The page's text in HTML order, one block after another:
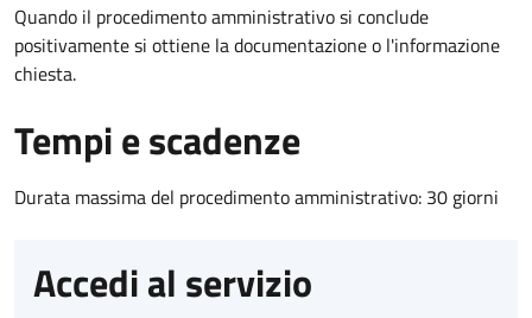
Quando il procedimento amministrativo si conclude
positivamente si ottiene la documentazione o l'informazione
chiesta.
Tempi e scadenze
Durata massima del procedimento amministrativo: 30 giorni
Accedi al servizio